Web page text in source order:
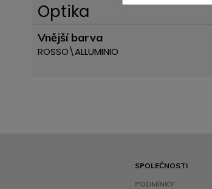
Optika
Vnější barva
ROSSO\ALLUMINIO
SPOLEČNOSTI
PODMÍNKY